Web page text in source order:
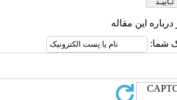
این مقاله
شما: